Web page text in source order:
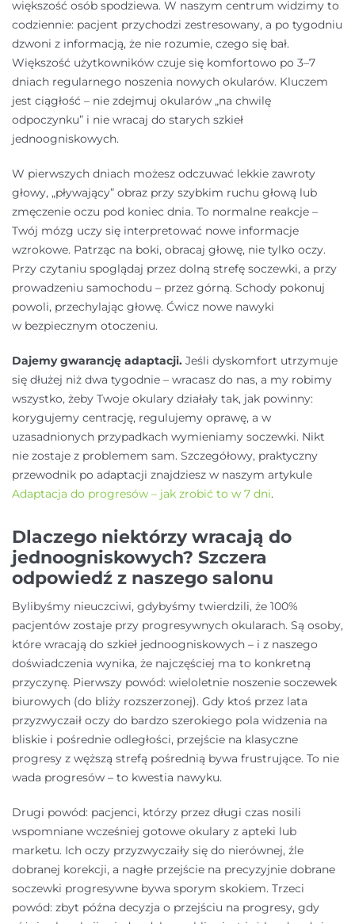
większość osób spodziewa. W naszym centrum widzimy to
codziennie: pacjent przychodzi zestresowany, a po tygodniu
dzwoni z informacją, że nie rozumie, czego się bał.
Większość użytkowników czuje się komfortowo po 3–7
dniach regularnego noszenia nowych okularów. Kluczem
jest ciągłość – nie zdejmuj okularów „na chwilę
odpoczynku” i nie wracaj do starych szkieł
jednoogniskowych.
W pierwszych dniach możesz odczuwać lekkie zawroty
głowy, „pływający” obraz przy szybkim ruchu głową lub
zmęczenie oczu pod koniec dnia. To normalne reakcje –
Twój mózg uczy się interpretować nowe informacje
wzrokowe. Patrząc na boki, obracaj głowę, nie tylko oczy.
Przy czytaniu spoglądaj przez dolną strefę soczewki, a przy
prowadzeniu samochodu – przez górną. Schody pokonuj
powoli, przechylając głowę. Ćwicz nowe nawyki
w bezpiecznym otoczeniu.
Dajemy gwarancję adaptacji. Jeśli dyskomfort utrzymuje
się dłużej niż dwa tygodnie – wracasz do nas, a my robimy
wszystko, żeby Twoje okulary działały tak, jak powinny:
korygujemy centrację, regulujemy oprawę, a w
uzasadnionych przypadkach wymieniamy soczewki. Nikt
nie zostaje z problemem sam. Szczegółowy, praktyczny
przewodnik po adaptacji znajdziesz w naszym artykule
Adaptacja do progresów – jak zrobić to w 7 dni.
Dlaczego niektórzy wracają do
jednoogniskowych? Szczera
odpowiedź z naszego salonu
Bylibyśmy nieuczciwi, gdybyśmy twierdzili, że 100%
pacjentów zostaje przy progresywnych okularach. Są osoby,
które wracają do szkieł jednoogniskowych – i z naszego
doświadczenia wynika, że najczęściej ma to konkretną
przyczynę. Pierwszy powód: wieloletnie noszenie soczewek
biurowych (do bliży rozszerzonej). Gdy ktoś przez lata
przyzwyczaił oczy do bardzo szerokiego pola widzenia na
bliskie i pośrednie odległości, przejście na klasyczne
progresy z węższą strefą pośrednią bywa frustrujące. To nie
wada progresów – to kwestia nawyku.
Drugi powód: pacjenci, którzy przez długi czas nosili
wspomniane wcześniej gotowe okulary z apteki lub
marketu. Ich oczy przyzwyczaiły się do nierównej, źle
dobranej korekcji, a nagłe przejście na precyzyjnie dobrane
soczewki progresywne bywa sporym skokiem. Trzeci
powód: zbyt późna decyzja o przejściu na progresy, gdy